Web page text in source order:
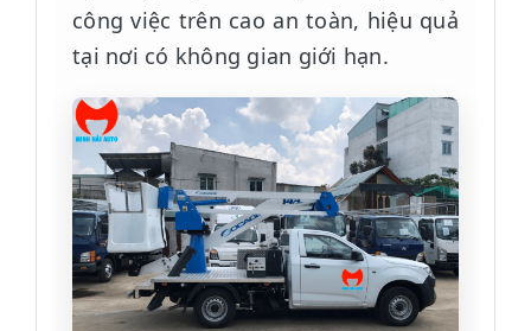
công việc trên cao an toàn, hiệu quả
tại nơi có không gian giới hạn.